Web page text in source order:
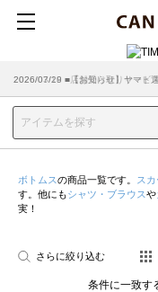
2026/07/29 ■【お知らせ】ヤマト
2026/03/18 ■店舗受け取りサービ
ボトムスの商品一覧です。 スカ
す。他にもシャツ・ブラウスや
実！
さらに絞り込む
条件に一致す